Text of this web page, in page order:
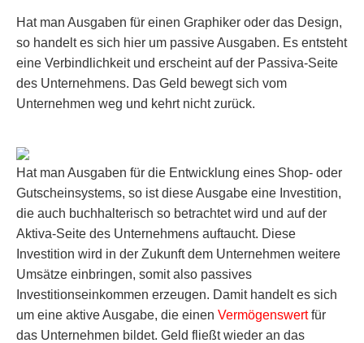
Hat man Ausgaben für einen Graphiker oder das Design,
so handelt es sich hier um passive Ausgaben. Es entsteht
eine Verbindlichkeit und erscheint auf der Passiva-Seite
des Unternehmens. Das Geld bewegt sich vom
Unternehmen weg und kehrt nicht zurück.
Hat man Ausgaben für die Entwicklung eines Shop- oder
Gutscheinsystems, so ist diese Ausgabe eine Investition,
die auch buchhalterisch so betrachtet wird und auf der
Aktiva-Seite des Unternehmens auftaucht. Diese
Investition wird in der Zukunft dem Unternehmen weitere
Umsätze einbringen, somit also passives
Investitionseinkommen erzeugen. Damit handelt es sich
um eine aktive Ausgabe, die einen Vermögenswertfür
das Unternehmen bildet. Geld fließt wieder an das